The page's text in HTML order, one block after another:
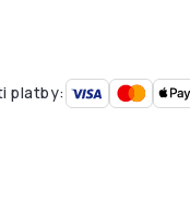
platby: